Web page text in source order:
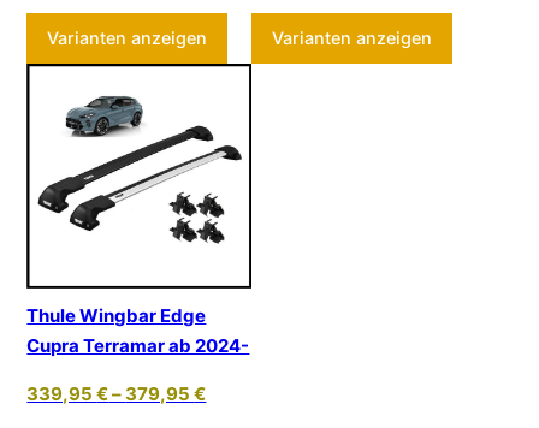
Varianten anzeigen Dieses Produkt weist mehrere
Varianten anzeigen
Thule Wingbar Edge
Cupra Terramar ab 2024-
339,95€– 379,95€